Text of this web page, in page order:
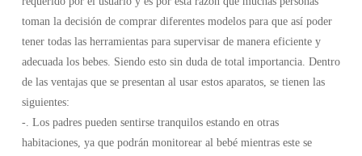
toman la decisión de comprar diferentes modelos para que así poder
tener todas las herramientas para supervisar de manera eficiente y
adecuada los bebes. Siendo esto sin duda de total importancia. Dentro
de las ventajas que se presentan al usar estos aparatos, se tienen las
siguientes:
-. Los padres pueden sentirse tranquilos estando en otras
habitaciones, ya que podrán monitorear al bebé mientras este se